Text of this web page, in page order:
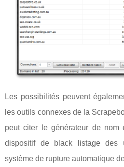
Les possibilités peuvent
les outils connexes de la
peut citer le générateur de nom
dispositif de black listage des
système de rupture automatique